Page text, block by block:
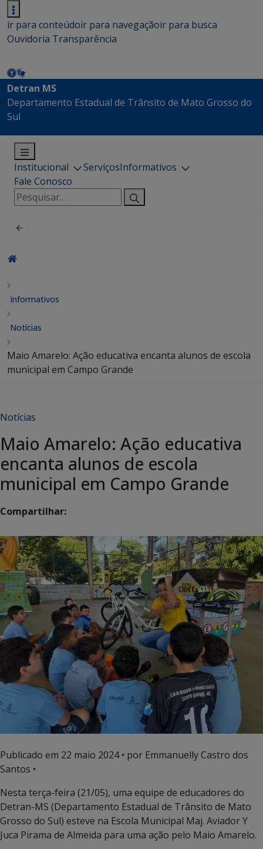
ir para conteúdoir para navegaçãoir para busca
Ouvidoria Transparência
Detran MS
Departamento Estadual de Trânsito de Mato Grosso do
Sul
Institucional ServiçosInformativos
Fale Conosco
Pesquisar
por:
Informativos
Notícias
Maio Amarelo: Ação educativa encanta alunos de escola
municipal em Campo Grande
Notícias
Maio Amarelo: Ação educativa
encanta alunos de escola
municipal em Campo Grande
Compartilhar:
Publicado em 22 maio 2024• por Emmanuelly Castro dos
Santos •
Nesta terça-feira (21/05), uma equipe de educadores do
Detran-MS (Departamento Estadual de Trânsito de Mato
Grosso do Sul) esteve na Escola Municipal Maj. Aviador Y
Juca Pirama de Almeida para uma ação pelo Maio Amarelo.